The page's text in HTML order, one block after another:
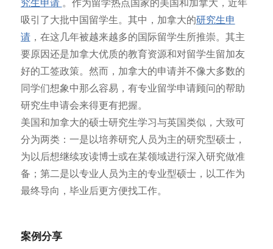
究生申请 。作为留学热点国家的美国和加拿大，近年
吸引了大批中国留学生。其中，加拿大的研究生申
请，在这几年被越来越多的国际留学生所推崇。其主
要原因还是加拿大优质的教育资源和对留学生留加友
好的工签政策。然而，加拿大的申请并不像大多数的
同学们想象中那么容易，有专业留学申请顾问的帮助
研究生申请会来得更有把握。
美国和加拿大的硕士研究生学习与英国类似，大致可
分为两类：一是以培养研究人员为主的研究型硕士，
为以后想继续攻读博士或在某领域进行深入研究做准
备；第二是以专业人员为主的专业型硕士，以工作为
最终导向，毕业后更方便找工作。
案例分享